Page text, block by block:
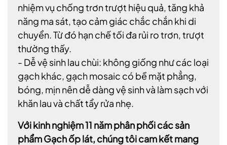
nhiệm vụ chống trơn trượt hiệu quả, tăng khả
năng ma sát, tạo cảm giác chắc chắn khi di
chuyển. Từ đó hạn chế tối đa rủi ro trơn, trượt
thường thấy.
- Dễ vệ sinh lau chùi: không giống như các loại
gạch khác, gạch mosaic có bề mặt phẳng,
bóng, mịn nên dễ dàng vệ sinh và làm sạch với
khăn lau và chất tẩy rửa nhẹ.
Với kinh nghiệm 11 năm phân phối các sản
phẩm Gạch ốp lát, chúng tôi cam kết mang